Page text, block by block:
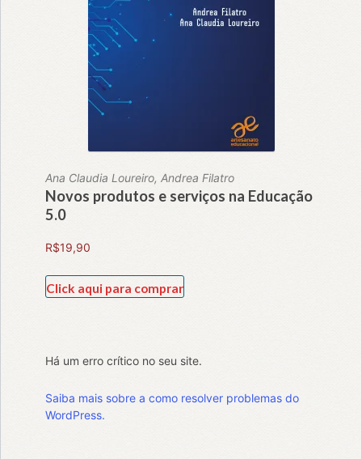
Ana Claudia Loureiro, Andrea Filatro
Novos produtos e serviços na Educação
5.0
R$19,90
Click aqui para comprar
Há um erro crítico no seu site.
Saiba mais sobre a como resolver problemas do
WordPress.